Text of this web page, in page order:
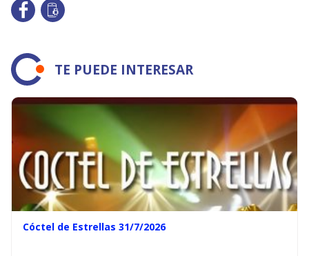
TE PUEDE INTERESAR
Cóctel de Estrellas 31/7/2026